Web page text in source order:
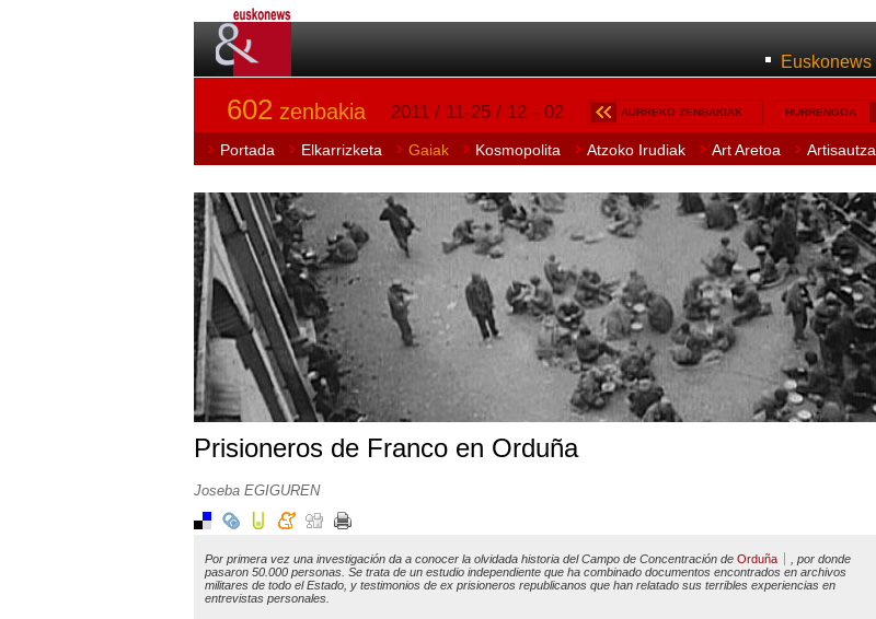
Euskonews
602 zenbakia 2011 / 11-25 / 12 - 02 AURREKO ZENBAKIAK HURRENGOA
Portada Elkarrizketa Gaiak Kosmopolita Atzoko Irudiak Art Aretoa Artisautza
Prisioneros de Franco en Orduña
Joseba EGIGUREN
Por primera vez una investigación da a conocer la olvidada historia del Campo de Concentración de Orduña
, por donde
pasaron 50.000 personas. Se trata de un estudio independiente que ha combinado documentos encontrados en archivos
militares de todo el Estado, y testimonios de ex prisioneros republicanos que han relatado sus terribles experiencias en
entrevistas personales.